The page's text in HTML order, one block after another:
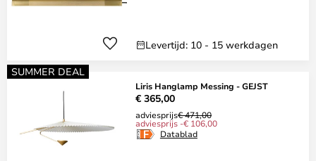
Levertijd: 10 - 15 werkdagen
SUMMER DEAL
Liris Hanglamp Messing - GEJST
€ 365,00
adviesprijs€ 471,00
adviesprijs -€ 106,00
Datablad